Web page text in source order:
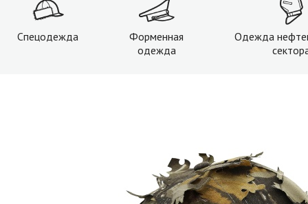
Спецодежда
Форменная
одежда
Одежда